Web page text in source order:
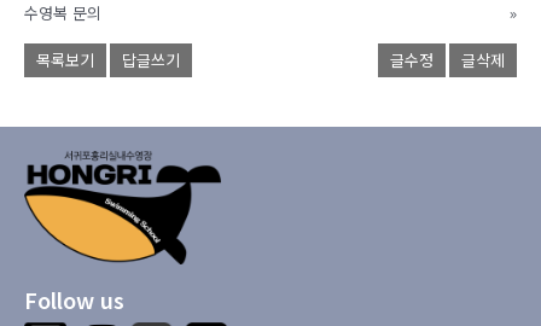
수영복 문의
»
목록보기 답글쓰기 글수정 글삭제
Follow us